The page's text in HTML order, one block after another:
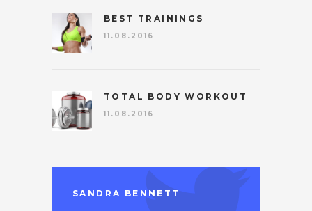
BEST TRAININGS
11.08.2016
TOTAL BODY WORKOUT
11.08.2016
SANDRA BENNETT